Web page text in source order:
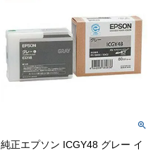
純正エプソン ICGY48 グレー イ